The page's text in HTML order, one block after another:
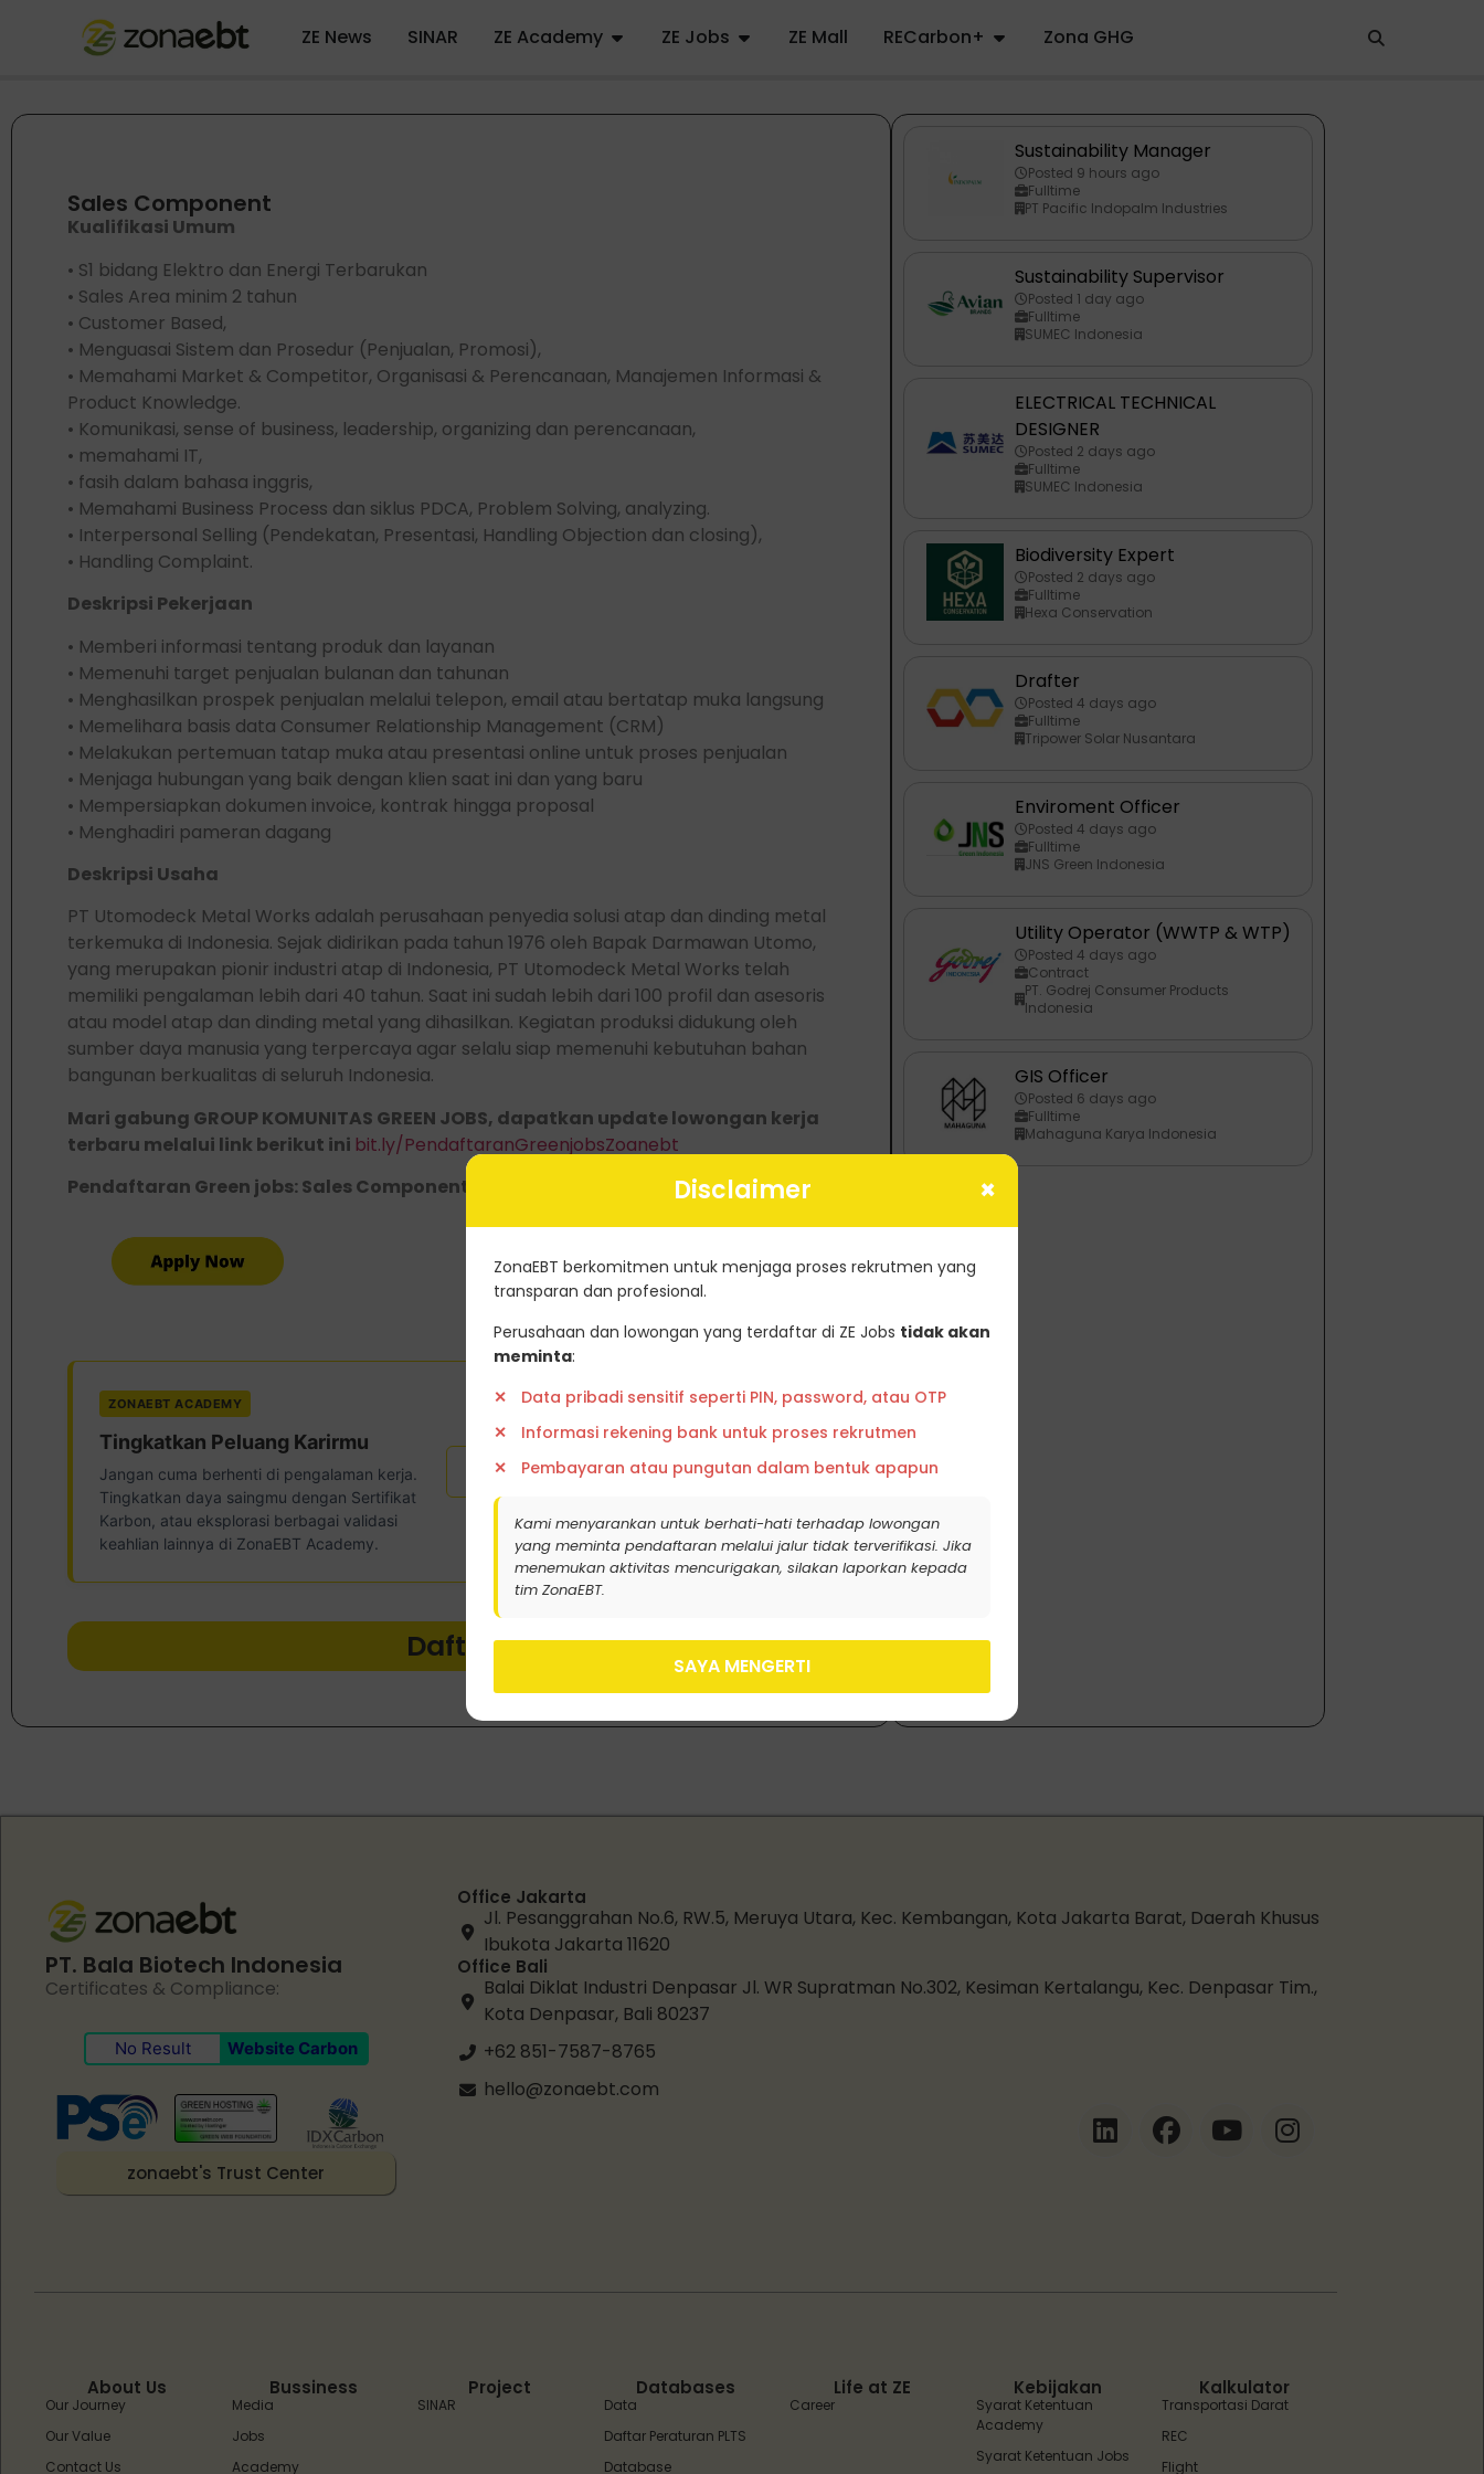
ZE News SINAR ZE Academy ZE Jobs ZE Mall RECarbon+ Zona GHG
×
Disclaimer
ZonaEBT berkomitmen untuk menjaga proses rekrutmen yang
transparan dan profesional.
Perusahaan dan lowongan yang terdaftar di ZE Jobs tidak akan
meminta:
Data pribadi sensitif seperti PIN, password, atau OTP
Informasi rekening bank untuk proses rekrutmen
Pembayaran atau pungutan dalam bentuk apapun
Kami menyarankan untuk berhati-hati terhadap lowongan
yang meminta pendaftaran melalui jalur tidak terverifikasi. Jika
menemukan aktivitas mencurigakan, silakan laporkan kepada
tim ZonaEBT.
SAYA MENGERTI
Sales Component
Kualifikasi Umum
• S1 bidang Elektro dan Energi Terbarukan
• Sales Area minim 2 tahun
• Customer Based,
• Menguasai Sistem dan Prosedur (Penjualan, Promosi),
• Memahami Market & Competitor, Organisasi & Perencanaan, Manajemen Informasi &
Product Knowledge.
• Komunikasi, sense of business, leadership, organizing dan perencanaan,
• memahami IT,
• fasih dalam bahasa inggris,
• Memahami Business Process dan siklus PDCA, Problem Solving, analyzing.
• Interpersonal Selling (Pendekatan, Presentasi, Handling Objection dan closing),
• Handling Complaint.
Deskripsi Pekerjaan
• Memberi informasi tentang produk dan layanan
• Memenuhi target penjualan bulanan dan tahunan
• Menghasilkan prospek penjualan melalui telepon, email atau bertatap muka langsung
• Memelihara basis data Consumer Relationship Management (CRM)
• Melakukan pertemuan tatap muka atau presentasi online untuk proses penjualan
• Menjaga hubungan yang baik dengan klien saat ini dan yang baru
• Mempersiapkan dokumen invoice, kontrak hingga proposal
• Menghadiri pameran dagang
Deskripsi Usaha
PT Utomodeck Metal Works adalah perusahaan penyedia solusi atap dan dinding metal
terkemuka di Indonesia. Sejak didirikan pada tahun 1976 oleh Bapak Darmawan Utomo,
yang merupakan pionir industri atap di Indonesia, PT Utomodeck Metal Works telah
memiliki pengalaman lebih dari 40 tahun. Saat ini sudah lebih dari 100 profil dan asesoris
atau model atap dan dinding metal yang dihasilkan. Kegiatan produksi didukung oleh
sumber daya manusia yang terpercaya agar selalu siap memenuhi kebutuhan bahan
bangunan berkualitas di seluruh Indonesia.
Mari gabung GROUP KOMUNITAS GREEN JOBS, dapatkan update lowongan kerja
terbaru melalui link berikut ini bit.ly/PendaftaranGreenjobsZoanebt
Pendaftaran Green jobs: Sales Component di link berikut ini
ZONAEBT ACADEMY
Tingkatkan Peluang Karirmu
Jangan cuma berhenti di pengalaman kerja.
Tingkatkan daya saingmu dengan Sertifikat
Karbon, atau eksplorasi berbagai validasi
keahlian lainnya di ZonaEBT Academy.
Sertifikat Karbon Ambil Sertifikasi
Daftar
Sustainability Manager
Posted 9 hours ago
Fulltime
PT Pacific Indopalm Industries
Sustainability Supervisor
Posted 1 day ago
Fulltime
SUMEC Indonesia
ELECTRICAL TECHNICAL
DESIGNER
Posted 2 days ago
Fulltime
SUMEC Indonesia
Biodiversity Expert
Posted 2 days ago
Fulltime
Hexa Conservation
Drafter
Posted 4 days ago
Fulltime
Tripower Solar Nusantara
Enviroment Officer
Posted 4 days ago
Fulltime
JNS Green Indonesia
Utility Operator (WWTP & WTP)
Posted 4 days ago
Contract
PT. Godrej Consumer Products
Indonesia
GIS Officer
Posted 6 days ago
Fulltime
Mahaguna Karya Indonesia
PT. Bala Biotech Indonesia
Certificates & Compliance:
No Result Website Carbon
zonaebt's Trust Center
Office Jakarta
Jl. Pesanggrahan No.6, RW.5, Meruya Utara, Kec. Kembangan, Kota Jakarta Barat, Daerah Khusus
Ibukota Jakarta 11620
Office Bali
Balai Diklat Industri Denpasar Jl. WR Supratman No.302, Kesiman Kertalangu, Kec. Denpasar Tim.,
Kota Denpasar, Bali 80237
+62 851-7587-8765
hello@zonaebt.com
About Us
Our Journey
Our Value
Contact Us
Bussiness
Media
Jobs
Academy
Project
SINAR
Databases
Data
Daftar Peraturan PLTS
Database
Life at ZE
Career
Kebijakan
Syarat Ketentuan
Academy
Syarat Ketentuan Jobs
Kalkulator
Transportasi Darat
REC
Flight